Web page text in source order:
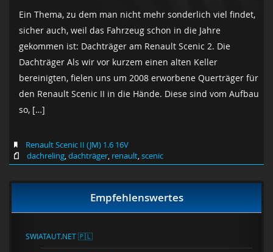
Ein Thema, zu dem man nicht mehr sonderlich viel findet,
sicher auch, weil das Fahrzeug schon in die Jahre
gekommen ist: Dachträger am Renault Scenic 2. Die
Dachträger Als wir vor kurzem einen alten Keller
bereinigten, fielen uns um 2008 erworbene Querträger für
den Renault Scenic II in die Hände. Diese sind vom Aufbau
so, […]
Renault Scenic II (JM) 1.6 16V
dachreling,dachträger, renault,scenic
Empfehlenswertes
SWIATAUT.NET 🇵🇱